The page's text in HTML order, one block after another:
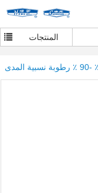
المنتجات